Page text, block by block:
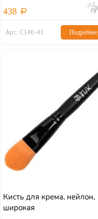
438
Арт.: С146-41 Подробнее
Кисть для крема, нейлон,
широкая